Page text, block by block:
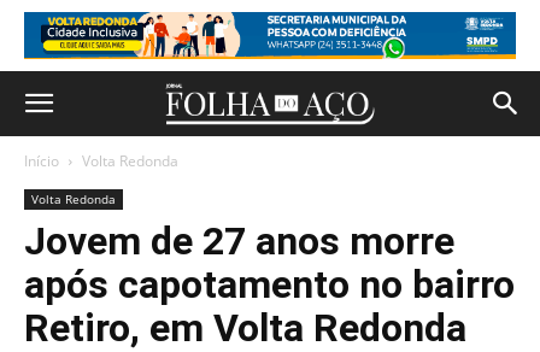
Início Volta Redonda
Volta Redonda
Jovem de 27 anos morre
após capotamento no bairro
Retiro, em Volta Redonda